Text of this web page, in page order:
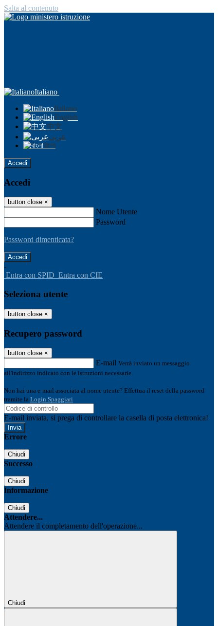
Salta al contenuto
Italiano
Italiano
English
中文
عربى
বাংলা
Accedi
Accedi
button close ×
Nome Utente
Password
Password dimenticata?
-
Entra con SPID Entra con CIE
Seleziona utente
button close ×
Recupero password
button close ×
E-mail Verrà inviato un messaggio
all'indirizzo indicato con le istruzioni necessarie.
Non hai una e-mail associata al nome utente? Effettua il reset della password
tramite la Login Spaggiari
E-mail inviata, si prega di controllare la casella di posta elettronica!
Errore
Chiudi
Successo
Chiudi
Informazione
Chiudi
Attendere...
Attendere il completamento dell'operazione...
Chiudi